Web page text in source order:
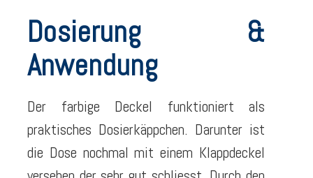
Dosierung &
Anwendung
Der farbige Deckel funktioniert als
praktisches Dosierkäppchen. Darunter ist
die Dose nochmal mit einem Klappdeckel